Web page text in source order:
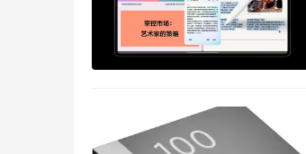
销商。”
北京梅赛德斯-奔驰销售服务有
领先的语义理解增强、深度语义
另外，据新浪微博COO、新浪移